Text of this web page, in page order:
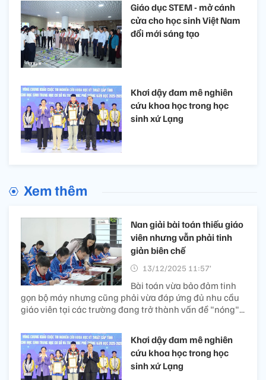
Giáo dục STEM - mở cánh
cửa cho học sinh Việt Nam
đổi mới sáng tạo
Khơi dậy đam mê nghiên
cứu khoa học trong học
sinh xứ Lạng
Xem thêm
Nan giải bài toán thiếu giáo
viên nhưng vẫn phải tinh
giản biên chế
13/12/2025 11:57’
Bài toán vừa bảo đảm tinh
gọn bộ máy nhưng cũng phải vừa đáp ứng đủ nhu cầu
giáo viên tại các trường đang trở thành vấn đề "nóng"...
Khơi dậy đam mê nghiên
cứu khoa học trong học
sinh xứ Lạng